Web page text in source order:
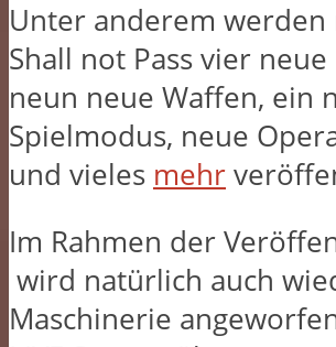
Unter anderem werden
Shall not Pass vier neue
neun neue Waffen, ein
Spielmodus, neue
und vieles mehr
Im Rahmen der
wird natürlich auch
Maschinerie